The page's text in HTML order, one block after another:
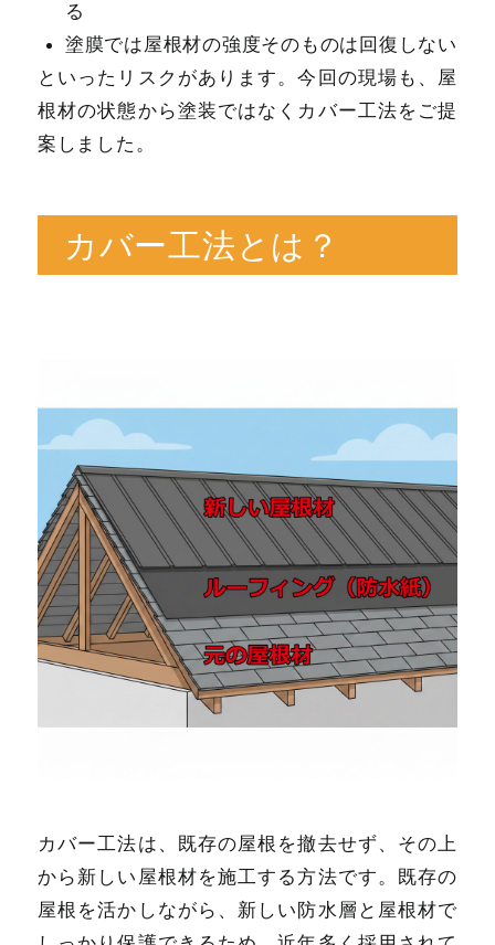
る
塗膜では屋根材の強度そのものは回復しない
といったリスクがあります。今回の現場も、屋
根材の状態から塗装ではなくカバー工法をご提
案しました。
カバー工法とは？
カバー工法は、既存の屋根を撤去せず、その上
から新しい屋根材を施工する方法です。既存の
屋根を活かしながら、新しい防水層と屋根材で